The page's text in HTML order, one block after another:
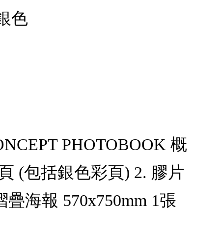
色
PHOTOBOOK 概
(包括銀色彩頁) 2. 膠片
疊海報 570x750mm 1張